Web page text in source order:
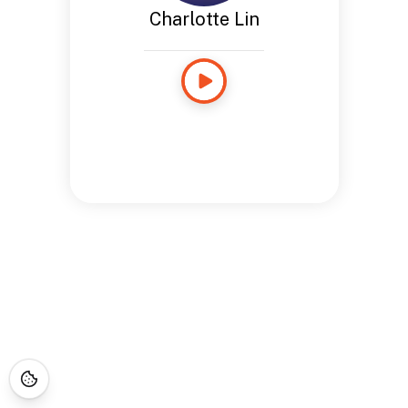
Charlotte Lin